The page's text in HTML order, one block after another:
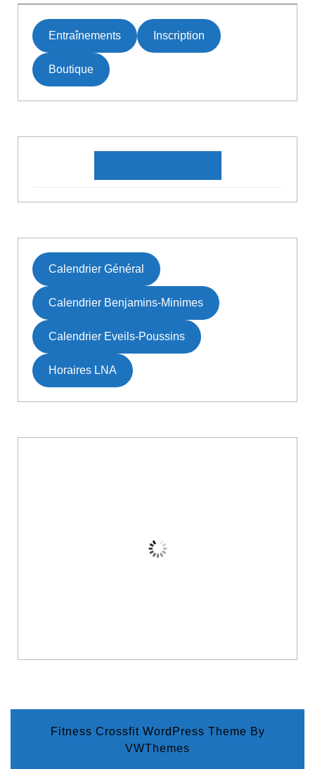
l’article
post:
post:
Entraînements Inscription
Boutique
Calendrier Général
Calendrier Benjamins-Minimes
Calendrier Eveils-Poussins
Horaires LNA
Fitness Crossfit WordPress Theme By
VWThemes